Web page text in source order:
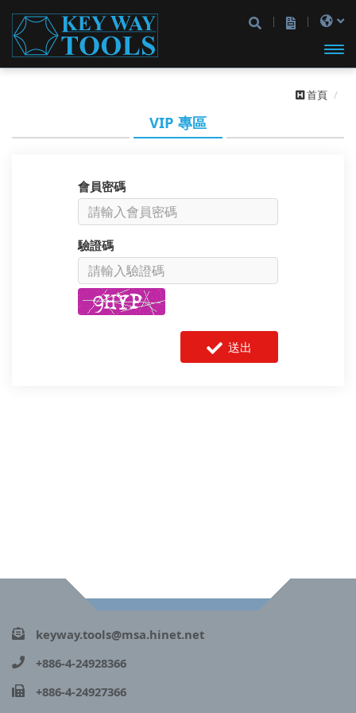
主選
單
首頁
VIP 專區
會員密碼
驗證碼
送出
keyway.tools@msa.hinet.net
+886-4-24928366
+886-4-24927366